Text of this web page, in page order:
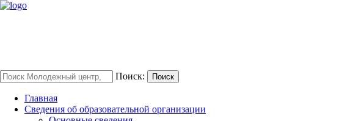
Поиск: Поиск
Главная
Сведения об образовательной организации